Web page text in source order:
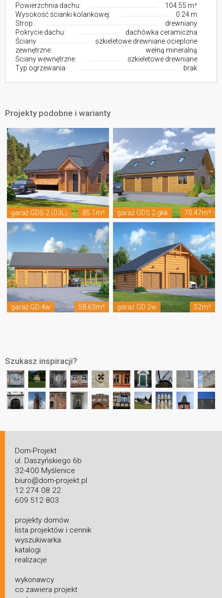
Powierzchnia dachu:
104.55 m²
Wysokość ścianki kolankowej:
0.24 m
Strop:
drewniany
Pokrycie dachu:
dachówka ceramiczna
Ściany
zewnętrzne:
szkieletowe drewniane ocieplone
wełną mineralną
Ściany wewnętrzne:
szkieletowe drewniane
Typ ogrzewania:
brak
Projekty podobne i warianty
garaż GDS 2 (03L) 85.1m² garaż GDS 2 gkk 70.47m²
garaż GD 4w 58.63m² garaż GD 2w 52m²
Szukasz inspiracji?
Dom-Projekt
ul. Daszyńskiego 6b
32-400 Myślenice
biuro@dom-projekt.pl
12 274 08 22
609 512 803
projekty domów
lista projektów i cennik
wyszukiwarka
katalogi
realizacje
wykonawcy
co zawiera projekt